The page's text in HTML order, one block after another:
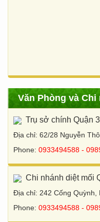
Văn Phòng và Chi
Trụ sở chính Quận 3
Địa chỉ: 62/28 Nguyễn
Phone: 0933494588 -
Chi nhánh diệt mối
Địa chỉ: 242 Cống Quỳnh,
Phone: 0933494588 -